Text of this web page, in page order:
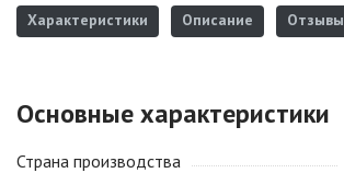
Характеристики Описание Отзывы
Основные характеристики
Страна производства